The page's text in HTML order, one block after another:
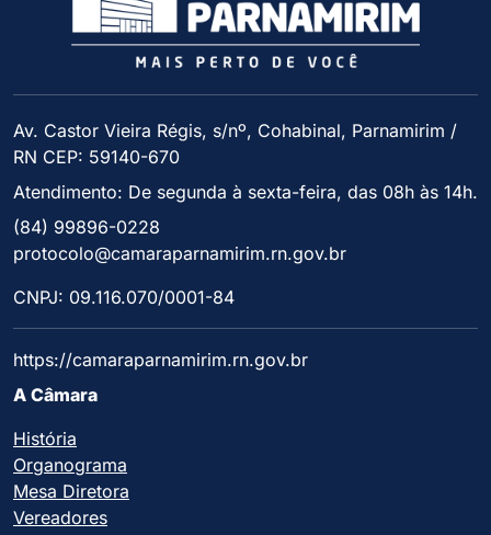
Av. Castor Vieira Régis, s/nº, Cohabinal, Parnamirim /
RN CEP: 59140-670
Atendimento: De segunda à sexta-feira, das 08h às 14h.
(84) 99896-0228
protocolo@camaraparnamirim.rn.gov.br
CNPJ: 09.116.070/0001-84
https://camaraparnamirim.rn.gov.br
A Câmara
História
Organograma
Mesa Diretora
Vereadores